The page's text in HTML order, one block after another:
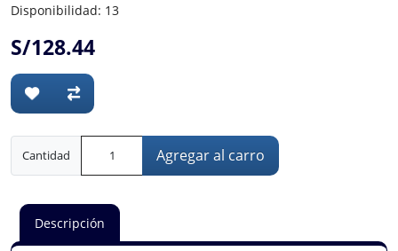
Disponibilidad: 13
S/128.44
Cantidad Agregar al carro
Descripción